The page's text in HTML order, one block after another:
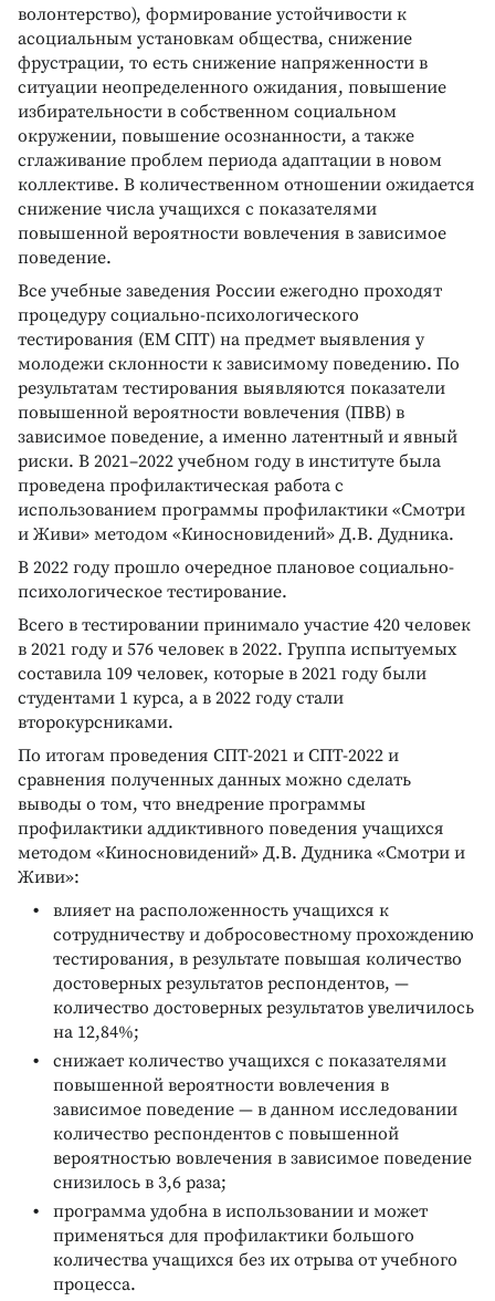
волонтерство), формирование устойчивости к
асоциальным установкам общества, снижение
фрустрации, то есть снижение напряженности в
ситуации неопределенного ожидания, повышение
избирательности в собственном социальном
окружении, повышение осознанности, а также
сглаживание проблем периода адаптации в новом
коллективе. В количественном отношении ожидается
снижение числа учащихся с показателями
повышенной вероятности вовлечения в зависимое
поведение.
Все учебные заведения России ежегодно проходят
процедуру социально-психологического
тестирования (ЕМ СПТ) на предмет выявления у
молодежи склонности к зависимому поведению. По
результатам тестирования выявляются показатели
повышенной вероятности вовлечения (ПВВ) в
зависимое поведение, а именно латентный и явный
риски. В 2021–2022 учебном году в институте была
проведена профилактическая работа с
использованием программы профилактики «Смотри
и Живи» методом «Киносновидений» Д.В. Дудника.
В 2022 году прошло очередное плановое социально-
психологическое тестирование.
Всего в тестировании принимало участие 420 человек
в 2021 году и 576 человек в 2022. Группа испытуемых
составила 109 человек, которые в 2021 году были
студентами 1 курса, а в 2022 году стали
второкурсниками.
По итогам проведения СПТ-2021 и СПТ-2022 и
сравнения полученных данных можно сделать
выводы о том, что внедрение программы
профилактики аддиктивного поведения учащихся
методом «Киносновидений» Д.В. Дудника «Смотри и
Живи»:
влияет на расположенность учащихся к
сотрудничеству и добросовестному прохождению
тестирования, в результате повышая количество
достоверных результатов респондентов, —
количество достоверных результатов увеличилось
на 12,84%;
снижает количество учащихся с показателями
повышенной вероятности вовлечения в
зависимое поведение — в данном исследовании
количество респондентов с повышенной
вероятностью вовлечения в зависимое поведение
снизилось в 3,6 раза;
программа удобна в использовании и может
применяться для профилактики большого
количества учащихся без их отрыва от учебного
процесса.